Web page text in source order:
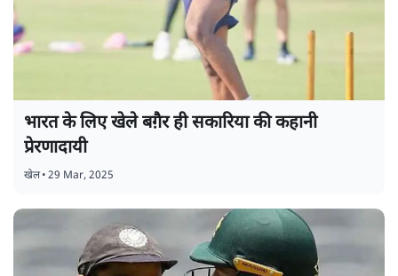
भारत के लिए खेले बग़ैर ही सकारिया की कहानी
प्रेरणादायी
खेल•29 Mar, 2025